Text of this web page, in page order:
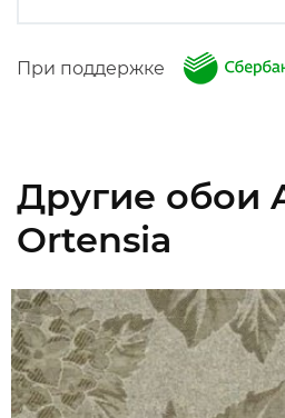
При поддержке
Другие обои
Ortensia